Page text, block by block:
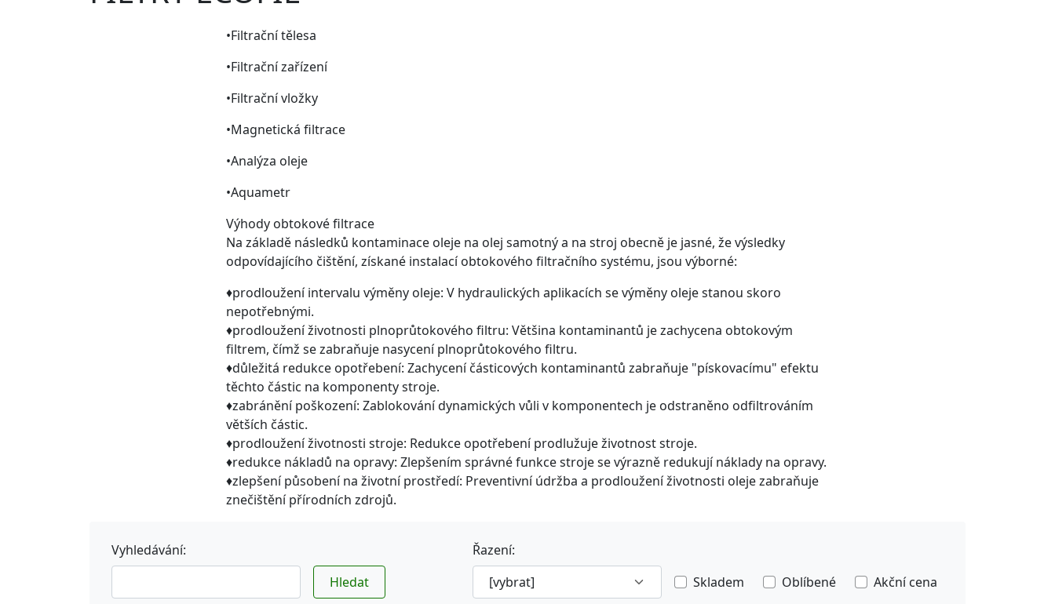
•Filtrační tělesa
•Filtrační zařízení
•Filtrační vložky
•Magnetická filtrace
•Analýza oleje
•Aquametr
Výhody obtokové filtrace
Na základě následků kontaminace oleje na olej samotný a na stroj obecně je jasné, že výsledky
odpovídajícího čištění, získané instalací obtokového filtračního systému, jsou výborné:
♦prodloužení intervalu výměny oleje: V hydraulických aplikacích se výměny oleje stanou skoro
nepotřebnými.
♦prodloužení životnosti plnoprůtokového filtru: Většina kontaminantů je zachycena obtokovým
filtrem, čímž se zabraňuje nasycení plnoprůtokového filtru.
♦důležitá redukce opotřebení: Zachycení částicových kontaminantů zabraňuje "pískovacímu" efektu
těchto částic na komponenty stroje.
♦zabránění poškození: Zablokování dynamických vůli v komponentech je odstraněno odfiltrováním
větších částic.
♦prodloužení životnosti stroje: Redukce opotřebení prodlužuje životnost stroje.
♦redukce nákladů na opravy: Zlepšením správné funkce stroje se výrazně redukují náklady na opravy.
♦zlepšení působení na životní prostředí: Preventivní údržba a prodloužení životnosti oleje zabraňuje
znečištění přírodních zdrojů.
Vyhledávání:
Hledat
Řazení:
Skladem
Oblíbené Akční cena